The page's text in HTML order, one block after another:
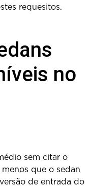
requesitos.
no
sem citar o
que o sedan
de entrada do